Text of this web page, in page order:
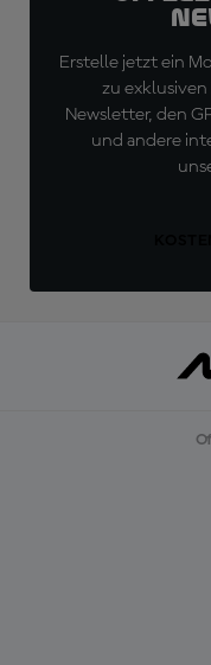
Erstelle jetzt ein
zu
Newsletter, den
und andere